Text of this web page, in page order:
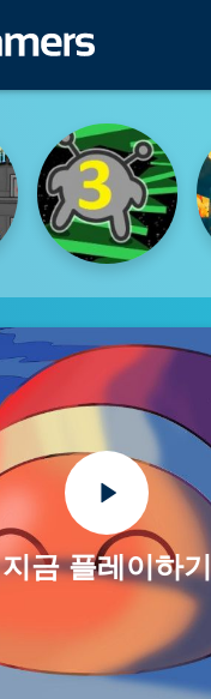
지금 플레이하기